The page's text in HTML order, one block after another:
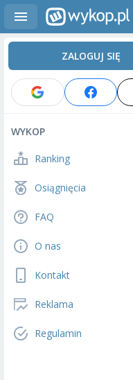
ZALOGUJ SIĘ
WYKOP
Ranking
Osiągnięcia
FAQ
O nas
Kontakt
Reklama
Regulamin